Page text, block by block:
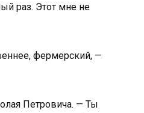
раз. Этот мне не
фермерский, —
Петровича. — Ты